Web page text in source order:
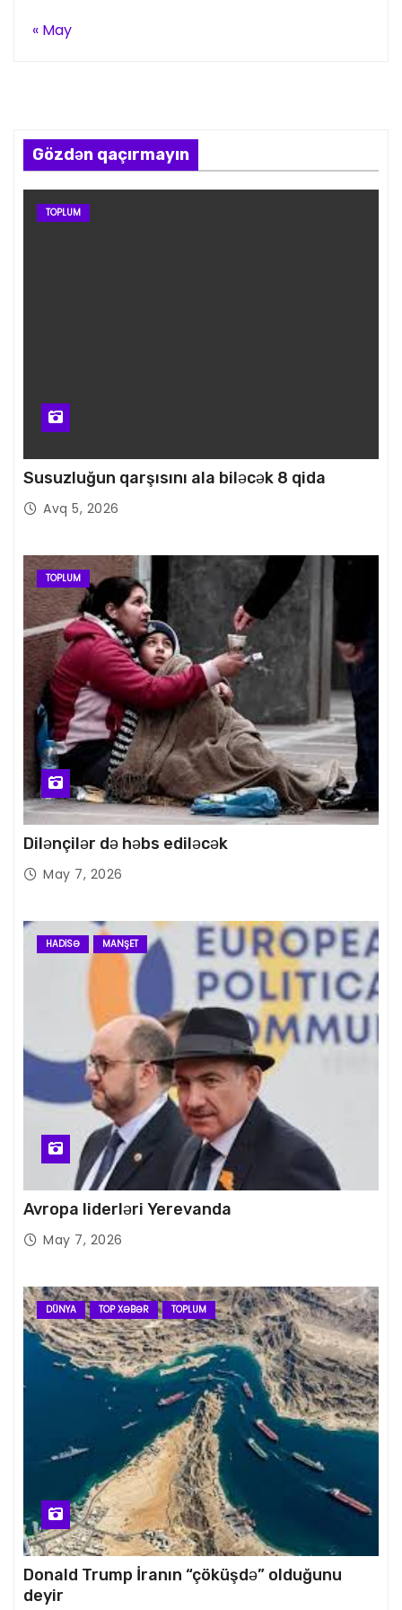
« May
Gözdən qaçırmayın
TOPLUM
Susuzluğun qarşısını ala biləcək 8 qida
Avq 5, 2026
TOPLUM
Dilənçilər də həbs ediləcək
May 7, 2026
HADISƏ MANŞET
Avropa liderləri Yerevanda
May 7, 2026
DÜNYA TOP XƏBƏR TOPLUM
Donald Trump İranın “çöküşdə” olduğunu
deyir